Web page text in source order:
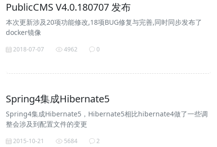
PublicCMS V4.0.180707 发布
本次更新涉及20项功能修改,18项BUG修复与完善,同时同步发布了
docker镜像
2018-07-07 4962 0
Spring4集成Hibernate5
Spring4集成Hibernate5，Hibernate5相比hibernate4做了一些调
整会涉及到配置文件的变更
2015-10-21 5684 2